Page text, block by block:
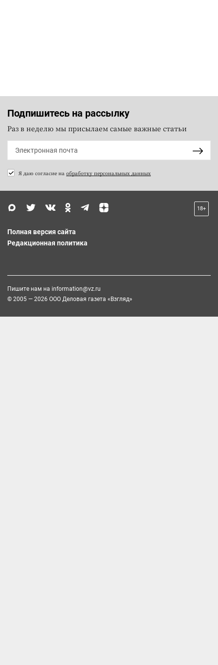
Подпишитесь на рассылку
Раз в неделю мы присылаем самые важные статьи
Я даю согласие на обработку персональных данных
18+
Полная версия сайта
Редакционная политика
Пишите нам на information@vz.ru
© 2005 — 2026 ООО Деловая газета «Взгляд»